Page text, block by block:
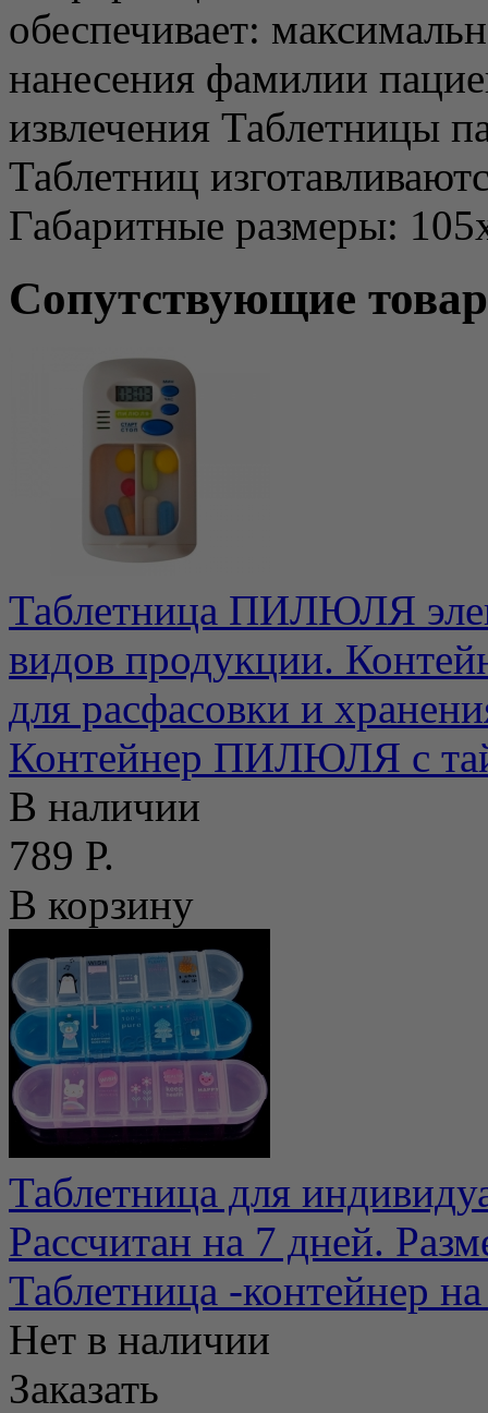
обеспечивает:
нанесения фамилии
извлечения Таблетницы
Таблетниц
Габаритные размеры:
Сопутствующие
Таблетница ПИЛЮЛЯ
видов продукции.
для расфасовки и
Контейнер ПИЛЮЛЯ с
В наличии
789 Р.
В корзину
Таблетница для
Рассчитан на 7 дней.
Таблетница -контейнер
Нет в наличии
Заказать